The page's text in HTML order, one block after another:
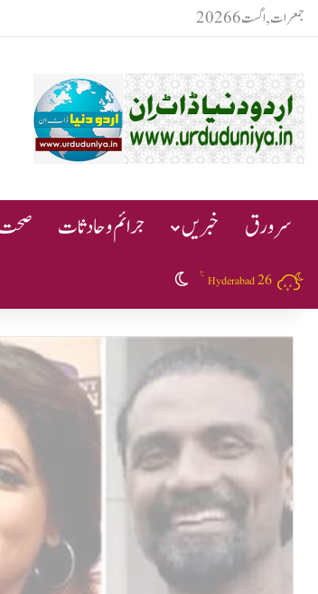
جمعرات, اگست 6 2026
سرورق خبریں جرائم و حادثات صحت
Hyderabad26
℃